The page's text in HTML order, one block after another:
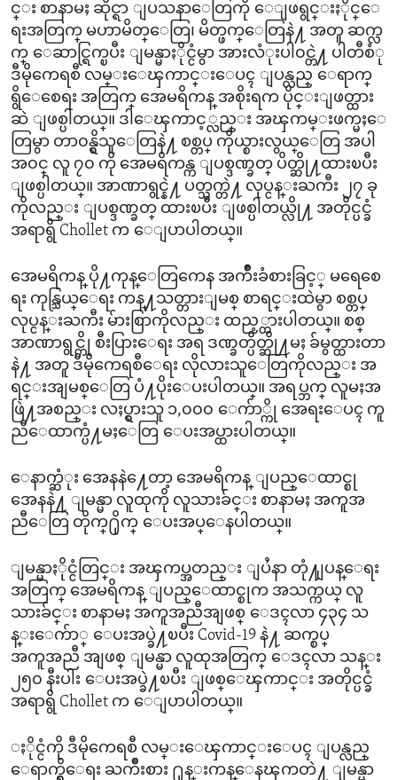
င္း စာနာမႈ ဆိုင္ရာ ျပသနာေတြကို ေျဖရွင္းႏိုင္ေ
ရးအတြက္ မဟာမိတ္ေတြ၊ မိတ္ဖက္ေတြနဲ႔ အတူ ဆက္လ
က္ ေဆာင္ရြက္ၿပီး ျမန္မာႏိုင္ငံမွာ အားလံုးပါ၀င္တဲ႔ ပါတီစံု
ဒီမိုကေရစီ လမ္းေၾကာင္းေပၚ ျပန္လည္ ေရာက္
ရွိေစေရး အတြက္ အေမရိကန္ အစိုးရက ပိုင္းျဖတ္ထား
ဆဲ ျဖစ္ပါတယ္။ ဒါေၾကာင့္လည္း အၾကမ္းဖက္မႈေ
တြမွာ တာ၀န္ရွိသူေတြနဲ႔ စစ္တပ္ ကိုယ္စားလွယ္ေတြ အပါ
အ၀င္ လူ ၇၀ ကို အေမရိကန္က ျပစ္ဒဏ္ခတ္ ပိတ္ဆို႔ထားၿပီး
ျဖစ္ပါတယ္။ အာဏာရွင္နဲ႔ ပတ္သက္တဲ႔ လုပ္ငန္းႀကီး ၂၇ ခု
ကိုလည္း ျပစ္ဒဏ္ခတ္ ထားၿပီး ျဖစ္ပါတယ္လို႔ အတိုင္ပင္ခံ
အရာရွိ Chollet က ေျပာပါတယ္။
အေမရိကန္ ပို႔ကုန္ေတြကေန အက်ိဳးခံစားခြင့္ မရေစေ
ရး ကုန္သြယ္ေရး ကန္႔သတ္တားျမစ္ စာရင္းထဲမွာ စစ္တပ္
လုပ္ငန္းႀကီး မ်ားစြာကိုလည္း ထည့္ထားပါတယ္။ စစ္
အာဏာရွင္ကို စီးပြားေရး အရ ဒဏ္ခတ္ပိတ္ဆို႔မႈ ခ်မွတ္ထားတာ
နဲ႔ အတူ ဒီမိုကေရစီေရး လိုလားသူေတြကိုလည္း အ
ရင္းအျမစ္ေတြ ပံ႔ပိုးေပးပါတယ္။ အရပ္ဘက္ လူမႈအ
ဖြဲ႔အစည္း လႈပ္ရွားသူ ၁,၀၀၀ ေက်ာ္ကို အေရးေပၚ ကူ
ညီေထာက္ပံ႔မႈေတြ ေပးအပ္ထားပါတယ္။
ေနာက္ဆံုး အေနနဲ႔ေတာ့ အေမရိကန္ ျပည္ေထာင္စု
အေနနဲ႔ ျမန္မာ လူထုကို လူသားခ်င္း စာနာမႈ အကူအ
ညီေတြ တိုက္႐ိုက္ ေပးအပ္ေနပါတယ္။
ျမန္မာႏိုင္ငံတြင္း အၾကပ္အတည္း ျပႆနာ တုံ႔ျပန္ေရး
အတြက္ အေမရိကန္ ျပည္ေထာင္စုက အသက္ကယ္ လူ
သားခ်င္း စာနာမႈ အကူအညီအျဖစ္ ေဒၚလာ ၄၃၄ သ
န္းေက်ာ္ ေပးအပ္ခဲ႔ၿပီး Covid-19 နဲ႔ ဆက္စပ္
အကူအညီ အျဖစ္ ျမန္မာ လူထုအတြက္ ေဒၚလာ သန္း
၂၅၀ နီးပါး ေပးအပ္ခဲ႔ၿပီး ျဖစ္ေၾကာင္း အတိုင္ပင္ခံ
အရာရွိ Chollet က ေျပာပါတယ္။
ႏိုင္ငံကို ဒီမိုကေရစီ လမ္းေၾကာင္းေပၚ ျပန္လည္
ေရာက္ရွိေရး ႀကိဳးစား ႐ုန္းကန္ေနၾကတဲ႔ ျမန္မာ